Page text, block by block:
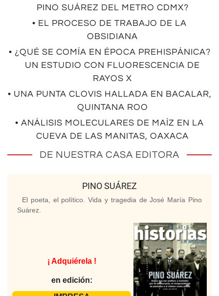
PINO SUÁREZ DEL METRO CDMX?
• EL PROCESO DE TRABAJO DE LA
OBSIDIANA
• ¿QUÉ SE COMÍA EN ÉPOCA PREHISPÁNICA?
UN ESTUDIO CON FLUORESCENCIA DE
RAYOS X
• UNA PUNTA CLOVIS HALLADA EN BACALAR,
QUINTANA ROO
• ANÁLISIS MOLECULARES DE MAÍZ EN LA
CUEVA DE LAS MANITAS, OAXACA
DE NUESTRA CASA EDITORA
PINO SUÁREZ
El poeta, el político. Vida y tragedia de José María Pino
Suárez.
¡ Adquiérela !
en edición: